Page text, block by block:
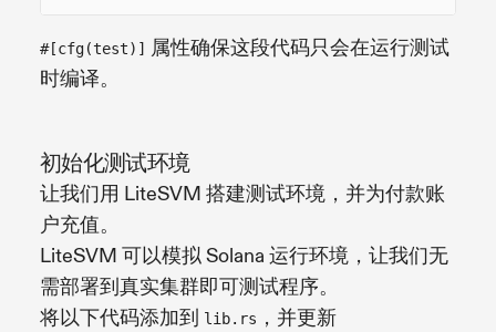
#[cfg(test)] 属性确保这段代码只会在运行测试
时编译。
初始化测试环境
让我们用 LiteSVM 搭建测试环境，并为付款账
户充值。
LiteSVM 可以模拟 Solana 运行环境，让我们无
需部署到真实集群即可测试程序。
将以下代码添加到
lib.rs ，并更新